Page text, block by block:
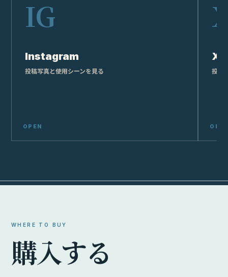
Instagram
投稿写真と使用シーンを見る
X
投稿
WHERE TO BUY
購入する